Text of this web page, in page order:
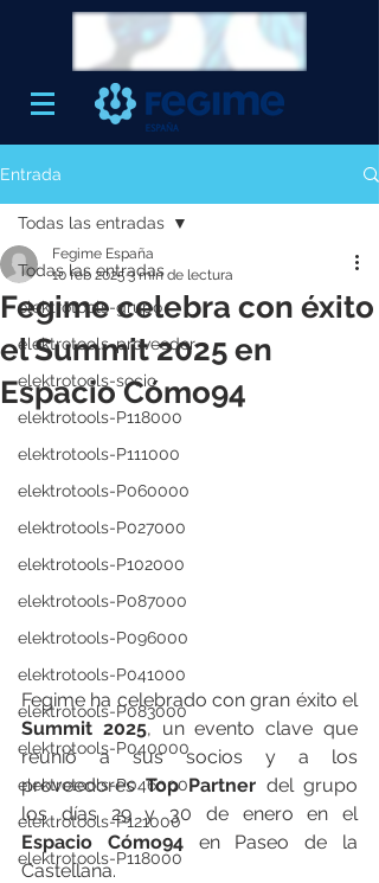
Entrada
Todas las entradas
elektrotools-grupo
elektrotools-proveedor
elektrotools-socio
elektrotools-P118000
elektrotools-P111000
elektrotools-P060000
elektrotools-P027000
elektrotools-P102000
elektrotools-P087000
elektrotools-P096000
elektrotools-P041000
elektrotools-P083000
elektrotools-P040000
elektrotools-P046000
elektrotools-P121000
elektrotools-P118000
Todas las entradas
Fegime celebra con éxito
el Summit 2025 en
Espacio Cómo94
Fegime España
10 feb 2025 3 min de lectura
Fegime ha celebrado con gran éxito el
Summit 2025, un evento clave que
reunió a sus socios y a los
proveedores Top Partner del grupo
los días 29 y 30 de enero en el
Espacio Cómo94 en Paseo de la
Castellana.